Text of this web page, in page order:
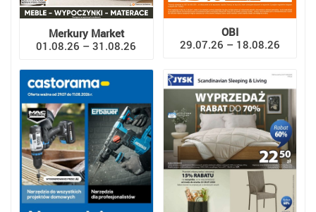
Merkury Market
01.08.26 – 31.08.26
OBI
29.07.26 – 18.08.26